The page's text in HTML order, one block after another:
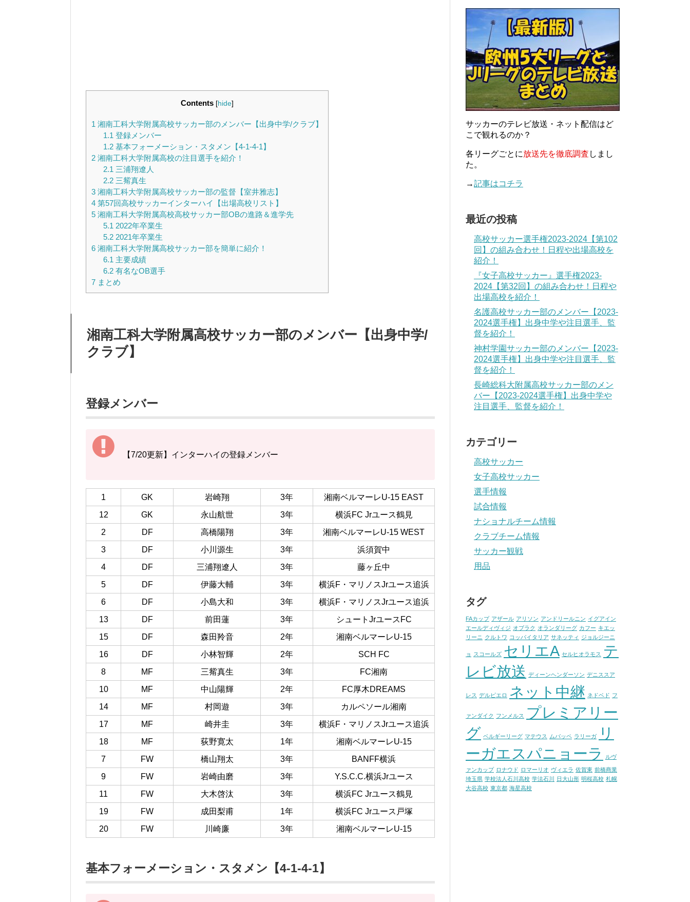
Contents [hide]
1 湘南工科大学附属高校サッカー部のメンバー【出身中学/クラブ】
1.1 登録メンバー
1.2基本フォーメーション・スタメン【4-1-4-1】
2 湘南工科大学附属高校の注目選手を紹介！
2.1 三浦翔遼人
2.2三觜真生
3 湘南工科大学附属高校サッカー部の監督【室井雅志】
4 第57回高校サッカーインターハイ【出場高校リスト】
5 湘南工科大学附属高校高校サッカー部OBの進路＆進学先
5.1 2022年卒業生
5.22021年卒業生
6 湘南工科大学附属高校サッカー部を簡単に紹介！
6.1 主要成績
6.2有名なOB選手
7 まとめ
湘南工科大学附属高校サッカー部のメンバー【出身中学/
クラブ】
登録メンバー
【7/20更新】インターハイの登録メンバー
1 GK 岩崎翔 3年
湘南ベルマーレU-15 EAST
12
GK 永山航世 3年
横浜FC Jrユース鶴見
2
DF 高橋陽翔 3年
湘南ベルマーレU-15 WEST
3
DF 小川源生 3年
浜須賀中
4
DF 三浦翔遼人 3年
藤ヶ丘中
5
DF 伊藤大輔 3年
横浜F・マリノスJrユース追浜
6
DF 小島大和 3年
横浜F・マリノスJrユース追浜
13
DF 前田蓮 3年
シュートJrユースFC
15
DF 森田羚音 2年
湘南ベルマーレU-15
16
DF 小林智輝 2年
SCH FC
8
MF 三觜真生 3年
FC湘南
10
MF 中山陽輝 2年
FC厚木DREAMS
14
MF 村岡遊 3年
カルペソール湘南
17
MF 崎井圭 3年
横浜F・マリノスJrユース追浜
18
MF 荻野寛太 1年
湘南ベルマーレU-15
7
FW 橋山翔太 3年
BANFF横浜
9
FW 岩崎由磨 3年
Y.S.C.C.横浜Jrユース
11
FW 大木啓汰 3年
横浜FC Jrユース鶴見
19
FW 成田梨甫 1年
横浜FC Jrユース戸塚
20
FW 川崎廉 3年 湘南ベルマーレU-15
基本フォーメーション・スタメン【4-1-4-1】
サッカーのテレビ放送・ネット配信はど
こで観れるのか？
各リーグごとに放送先を徹底調査 しまし
た。
→記事はコチラ
最近の投稿
高校サッカー選手権2023-2024【第102
回】の組み合わせ！日程や出場高校を
紹介！
『女子高校サッカー』選手権2023-
2024【第32回】の組み合わせ！日程や
出場高校を紹介！
名護高校サッカー部のメンバー【2023-
2024選手権】出身中学や注目選手、監
督を紹介！
神村学園サッカー部のメンバー【2023-
2024選手権】出身中学や注目選手、監
督を紹介！
長崎総科大附属高校サッカー部のメン
バー【2023-2024選手権】出身中学や
注目選手、監督を紹介！
カテゴリー
高校サッカー
女子高校サッカー
選手情報
試合情報
ナショナルチーム情報
クラブチーム情報
サッカー観戦
用品
タグ
FAカップ アザール アリソン アンドリールニン イグアイン
エールディヴィジ オブラク オランダリーグ カフー キエッ
リーニ クルトワ コッパイタリア サネッティ ジョルジーニ
ョ スコールズ セリエA セルヒオラモス
テ
レビ放送 ディーンヘンダーソン デニススア
レス デルピエロ ネット中継 ネドベド フ
ァンダイク フンメルス
プレミアリー
グ ベルギーリーグ マテウス ムバッペ ラリーガ
リ
ーガエスパニョーラ
ルヴ
ァンカップ ロナウド ロマーリオ ヴィエラ 佐賀東 前橋商業
埼玉県 学校法人石川高校 学法石川 日大山形 明桜高校 札幌
大谷高校 東京都 海星高校